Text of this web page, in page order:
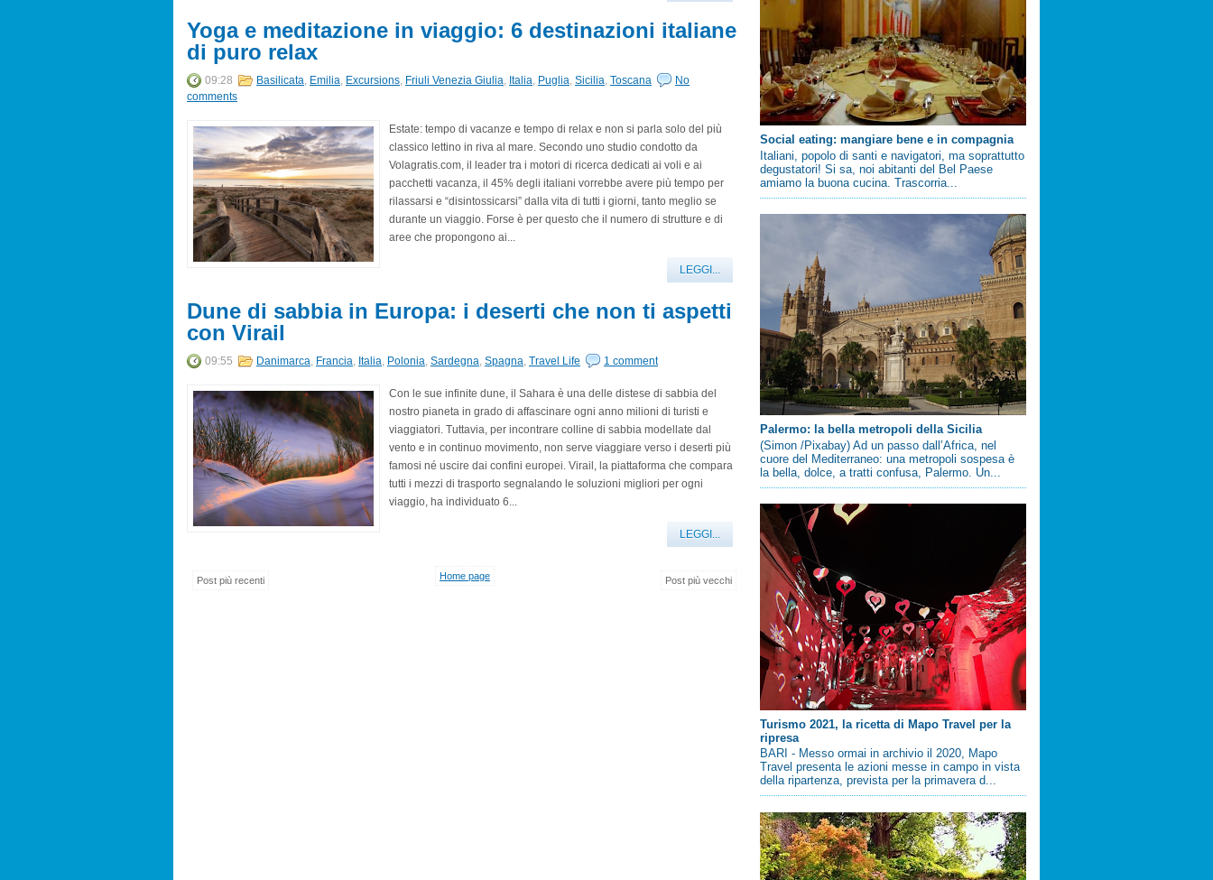
Yoga e meditazione in viaggio: 6 destinazioni italiane
di puro relax
09:28 Basilicata, Emilia, Excursions, Friuli Venezia Giulia, Italia, Puglia, Sicilia, Toscana
No
comments
Estate: tempo di vacanze e tempo di relax e non si parla solo del più
classico lettino in riva al mare. Secondo uno studio condotto da
Volagratis.com, il leader tra i motori di ricerca dedicati ai voli e ai
pacchetti vacanza, il 45% degli italiani vorrebbe avere più tempo per
rilassarsi e “disintossicarsi” dalla vita di tutti i giorni, tanto meglio se
durante un viaggio. Forse è per questo che il numero di strutture e di
aree che propongono ai...
LEGGI...
Dune di sabbia in Europa: i deserti che non ti aspetti
con Virail
09:55 Danimarca, Francia, Italia, Polonia, Sardegna, Spagna, Travel Life 1 comment
Con le sue infinite dune, il Sahara è una delle distese di sabbia del
nostro pianeta in grado di affascinare ogni anno milioni di turisti e
viaggiatori. Tuttavia, per incontrare colline di sabbia modellate dal
vento e in continuo movimento, non serve viaggiare verso i deserti più
famosi né uscire dai confini europei. Virail, la piattaforma che compara
tutti i mezzi di trasporto segnalando le soluzioni migliori per ogni
viaggio, ha individuato 6...
LEGGI...
Post più recenti Post più vecchi
Home page
Social eating: mangiare bene e in compagnia
Italiani, popolo di santi e navigatori, ma soprattutto
degustatori! Si sa, noi abitanti del Bel Paese
amiamo la buona cucina. Trascorria...
Palermo: la bella metropoli della Sicilia
(Simon /Pixabay) Ad un passo dall’Africa, nel
cuore del Mediterraneo: una metropoli sospesa è
la bella, dolce, a tratti confusa, Palermo. Un...
Turismo 2021, la ricetta di Mapo Travel per la
ripresa
BARI - Messo ormai in archivio il 2020, Mapo
Travel presenta le azioni messe in campo in vista
della ripartenza, prevista per la primavera d...